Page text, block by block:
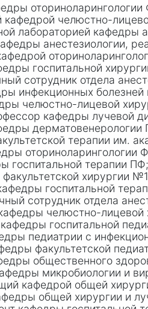
челюстно-
лабораторией кафедры
анестезиологии,
госпитальной
сотрудник отдела
инфекционных
челюстно-лицевой
кафедры лучевой
дерматовенерологии
терапии им.
оториноларингологии
госпитальной терапии ПФ;
хирургии
госпитальной
сотрудник отдела
челюстно-лицевой
госпитальной
педиатрии с
факультетской
общественного
микробиологии и
кафедрой общей
общей хирургии и